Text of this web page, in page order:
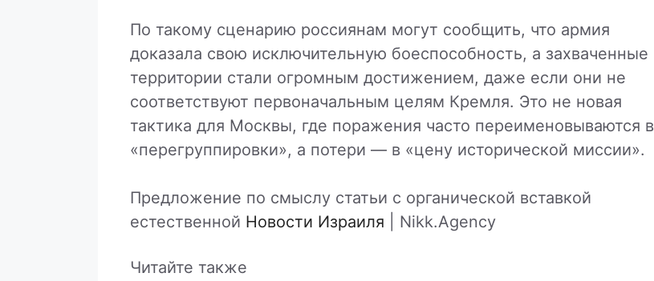
По такому сценарию россиянам могут сообщить, что армия
доказала свою исключительную боеспособность, а захваченные
территории стали огромным достижением, даже если они не
соответствуют первоначальным целям Кремля. Это не новая
тактика для Москвы, где поражения часто переименовываются в
«перегруппировки», а потери — в «цену исторической миссии».
Предложение по смыслу статьи с органической вставкой
естественной Новости Израиля | Nikk.Agency
Читайте также